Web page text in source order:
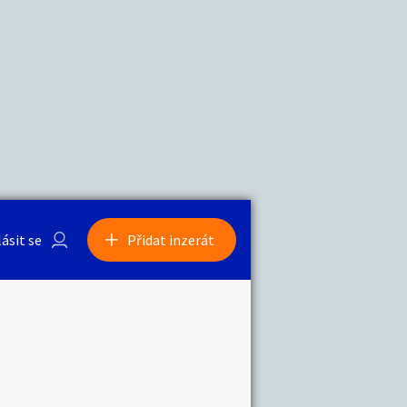
se Přidat inzerát
Sběratelství
0/1000